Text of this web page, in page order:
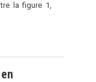
la figure 1,